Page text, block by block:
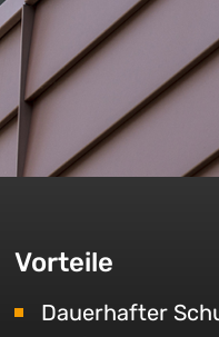
Vorteile
Dauerhafter